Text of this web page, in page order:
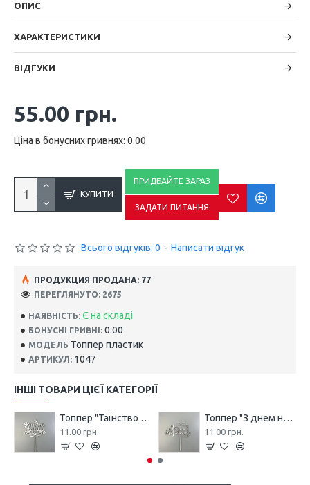
ОПИС
ХАРАКТЕРИСТИКИ
ВІДГУКИ
НАЯВНІСТЬ: Є на складі
БОНУСНІ ГРИВНІ: 0.00
МОДЕЛЬ Топпер пластик
АРТИКУЛ: 1047
ПРОДУКЦИЯ ПРОДАНА: 77
ПЕРЕГЛЯНУТО: 2675
Всього відгуків: 0 - Написати відгук
55.00 грн.
Ціна в бонусних гривнях: 0.00
КУПИТИ
ПРИДБАЙТЕ ЗАРАЗ
ЗАДАТИ ПИТАННЯ
ІНШІ ТОВАРИ ЦІЄЇ КАТЕГОРІЇ
Топпер "Таїнство Хрещення" з ДВП, білий
11.00 грн.
Топпер "З днем народження" з ДВП, білий (подарунок)
11.00 грн.